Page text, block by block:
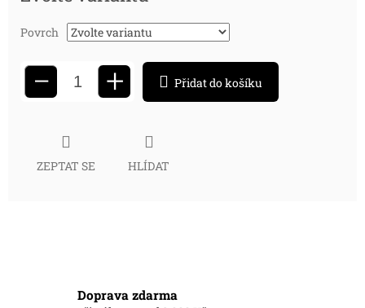
Povrch
− + Přidat do košíku
ZEPTAT SE HLÍDAT
Doprava zdarma